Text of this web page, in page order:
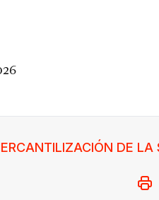
DE LA